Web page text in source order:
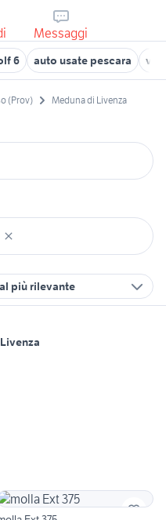
Messaggi
6 auto usate pescara
(Prov) Meduna di Livenza
più rilevante